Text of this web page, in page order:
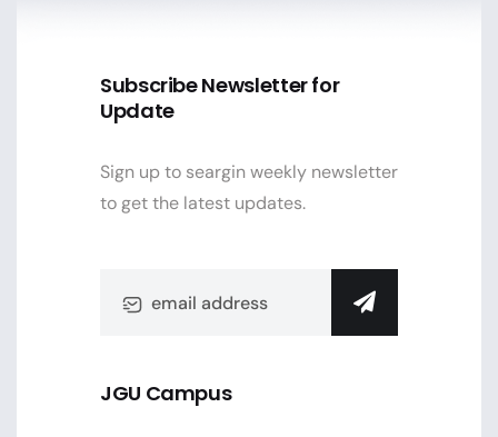
Subscribe Newsletter for
Update
Sign up to seargin weekly newsletter
to get the latest updates.
JGU Campus